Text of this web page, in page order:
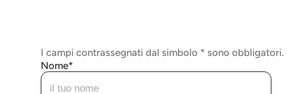
I campi contrassegnati dal simbolo * sono obbligatori.
Nome